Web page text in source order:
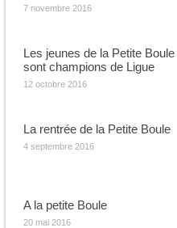
7 novembre 2016
Les jeunes de la Petite Boule
sont champions de Ligue
12 octobre 2016
La rentrée de la Petite Boule
4 septembre 2016
A la petite Boule
20 mai 2016